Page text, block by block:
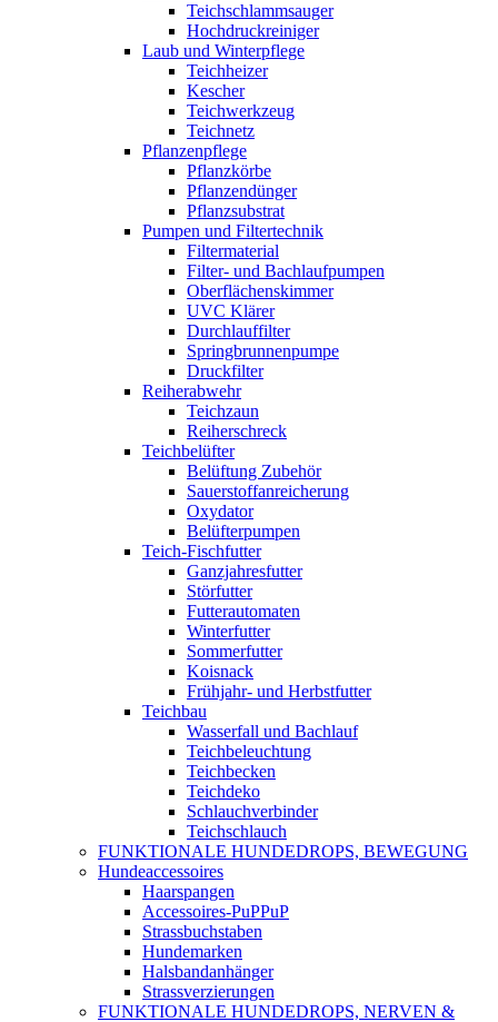
Teichschlammsauger
Hochdruckreiniger
Laub und Winterpflege
Teichheizer
Kescher
Teichwerkzeug
Teichnetz
Pflanzenpflege
Pflanzkörbe
Pflanzendünger
Pflanzsubstrat
Pumpen und Filtertechnik
Filtermaterial
Filter- und Bachlaufpumpen
Oberflächenskimmer
UVC Klärer
Durchlauffilter
Springbrunnenpumpe
Druckfilter
Reiherabwehr
Teichzaun
Reiherschreck
Teichbelüfter
Belüftung Zubehör
Sauerstoffanreicherung
Oxydator
Belüfterpumpen
Teich-Fischfutter
Ganzjahresfutter
Störfutter
Futterautomaten
Winterfutter
Sommerfutter
Koisnack
Frühjahr- und Herbstfutter
Teichbau
Wasserfall und Bachlauf
Teichbeleuchtung
Teichbecken
Teichdeko
Schlauchverbinder
Teichschlauch
FUNKTIONALE HUNDEDROPS, BEWEGUNG
Hundeaccessoires
Haarspangen
Accessoires-PuPPuP
Strassbuchstaben
Hundemarken
Halsbandanhänger
Strassverzierungen
FUNKTIONALE HUNDEDROPS, NERVEN &